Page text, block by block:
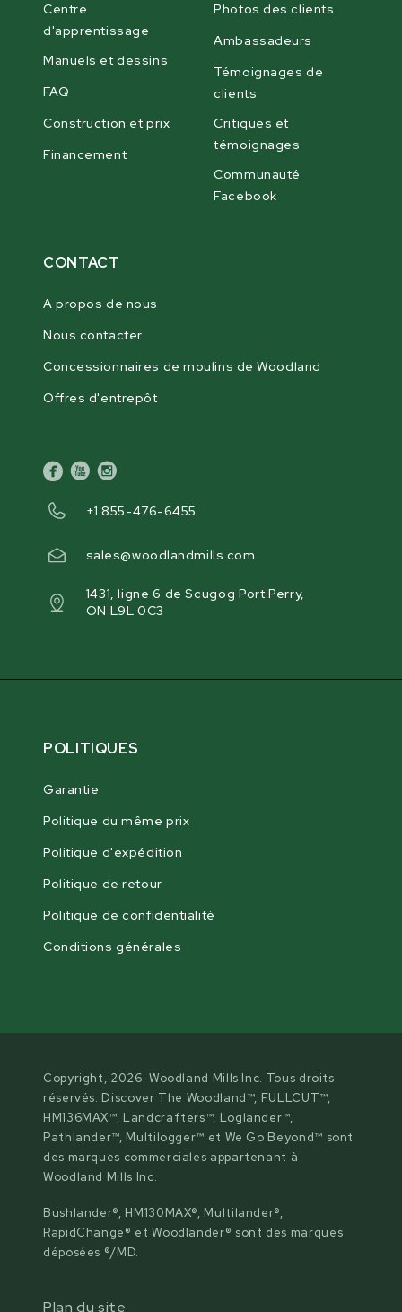
Centre
d'apprentissage
Manuels et dessins
FAQ
Construction et prix
Financement
Photos des clients
Ambassadeurs
Témoignages de
clients
Critiques et
témoignages
Communauté
Facebook
CONTACT
A propos de nous
Nous contacter
Concessionnaires de moulins de Woodland
Offres d'entrepôt
facebook
youtubeinstagram
+1 855-476-6455
sales@woodlandmills.com
1431, ligne 6 de Scugog Port Perry,
ON L9L 0C3
POLITIQUES
Garantie
Politique du même prix
Politique d'expédition
Politique de retour
Politique de confidentialité
Conditions générales
Copyright, 2026. Woodland Mills Inc. Tous droits
réservés. Discover The Woodland™, FULLCUT™,
HM136MAX™, Landcrafters™, Loglander™,
Pathlander™, Multilogger™ et We Go Beyond™ sont
des marques commerciales appartenant à
Woodland Mills Inc.
Bushlander®, HM130MAX®, Multilander®,
RapidChange® et Woodlander® sont des marques
déposées ®/MD.
Plan du site